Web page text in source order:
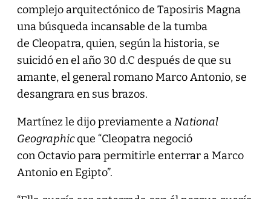
complejo arquitectónico de Taposiris Magna
una búsqueda incansable de la tumba
de Cleopatra, quien, según la historia, se
suicidó en el año 30 d.C después de que su
amante, el general romano Marco Antonio, se
desangrara en sus brazos.
Martínez le dijo previamente aNational
Geographicque “Cleopatra negoció
con Octavio para permitirle enterrar a Marco
Antonio en Egipto”.